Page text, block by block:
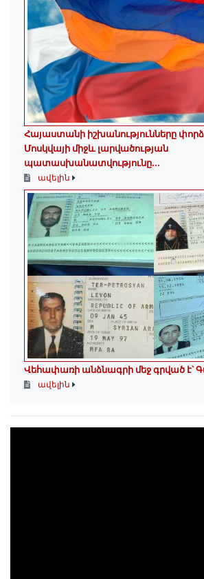
Հայաստանի իշխանությունները
Մոսկվայի միջև լարվածության
պատասխանատվությունը...
ավելին
Վեհափառի անձնագրի մեջ գրված է՝
ավելին